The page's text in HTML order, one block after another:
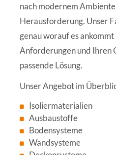
nach modernem
Herausforderung. Unser
genau worauf es
Anforderungen und Ihren
passende Lösung.
Unser Angebot im
Isoliermaterialien
Ausbaustoffe
Bodensysteme
Wandsysteme